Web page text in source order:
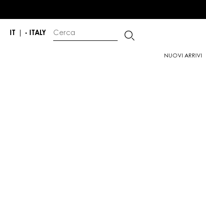
IT - ITALY
NUOVI ARRIVI